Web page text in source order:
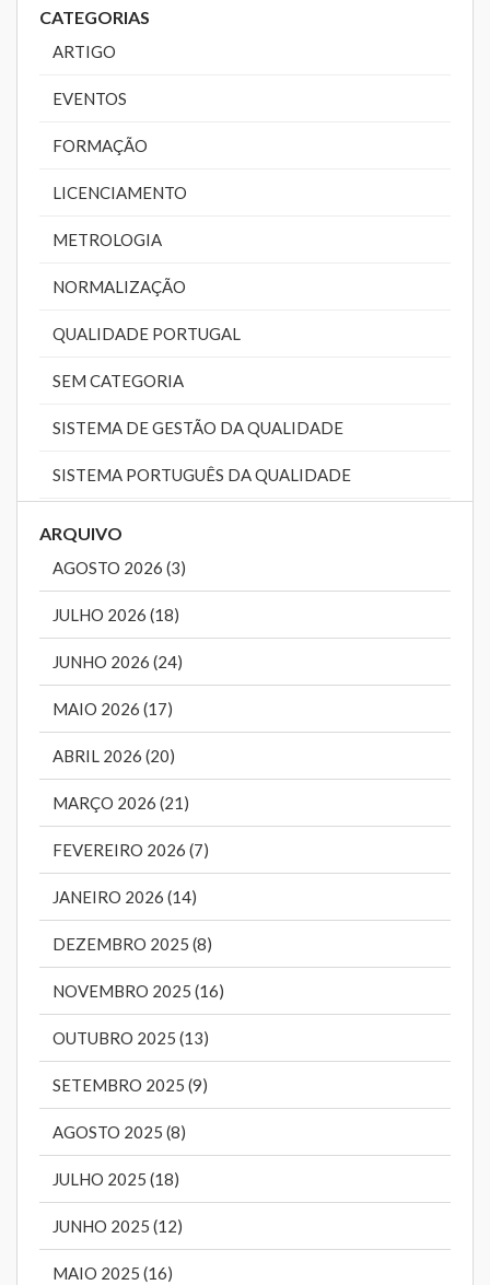
CATEGORIAS
ARTIGO
EVENTOS
FORMAÇÃO
LICENCIAMENTO
METROLOGIA
NORMALIZAÇÃO
QUALIDADE PORTUGAL
SEM CATEGORIA
SISTEMA DE GESTÃO DA QUALIDADE
SISTEMA PORTUGUÊS DA QUALIDADE
ARQUIVO
AGOSTO 2026 (3)
JULHO 2026 (18)
JUNHO 2026 (24)
MAIO 2026 (17)
ABRIL 2026 (20)
MARÇO 2026 (21)
FEVEREIRO 2026 (7)
JANEIRO 2026 (14)
DEZEMBRO 2025 (8)
NOVEMBRO 2025 (16)
OUTUBRO 2025 (13)
SETEMBRO 2025 (9)
AGOSTO 2025 (8)
JULHO 2025 (18)
JUNHO 2025 (12)
MAIO 2025 (16)